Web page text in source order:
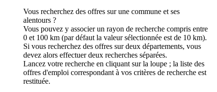
Vous recherchez des offres sur une commune et ses
alentours ?
Vous pouvez y associer un rayon de recherche compris entre
0 et 100 km (par défaut la valeur sélectionnée est de 10 km).
Si vous recherchez des offres sur deux départements, vous
devez alors effectuer deux recherches séparées.
Lancez votre recherche en cliquant sur la loupe ; la liste des
offres d'emploi correspondant à vos critères de recherche est
restituée.